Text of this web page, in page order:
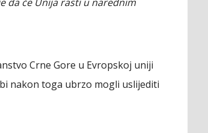
Crne Gore u Evropskoj uniji
nakon toga ubrzo mogli uslijediti